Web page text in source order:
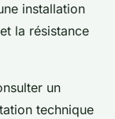
installation
la résistance
un
technique